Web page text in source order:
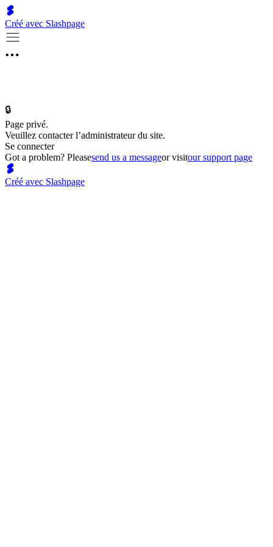
Créé avec Slashpage
🔒
Page privé.
Veuillez contacter l’administrateur du site.
Se connecter
Got a problem? Pleasesend us a messageor visitour support page
Créé avec Slashpage